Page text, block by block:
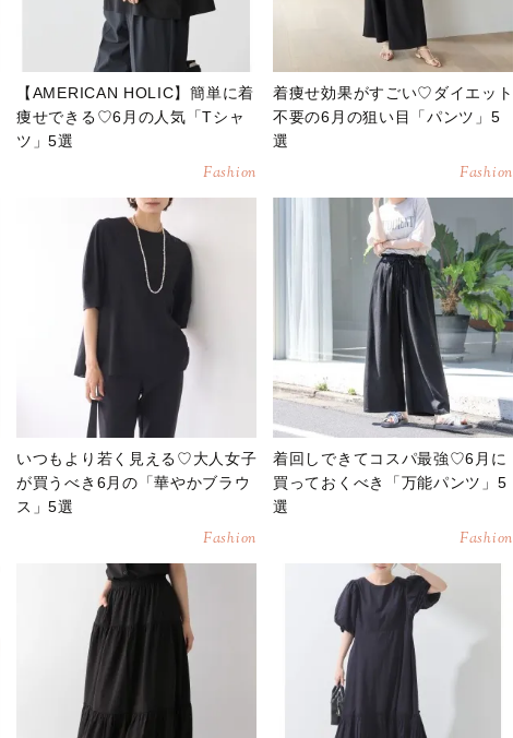
【AMERICAN HOLIC】簡単に着
痩せできる♡6月の人気「Tシャ
ツ」5選
Fashion
着痩せ効果がすごい♡ダイエット
不要の6月の狙い目「パンツ」5
選
Fashion
いつもより若く見える♡大人女子
が買うべき6月の「華やかブラウ
ス」5選
Fashion
着回しできてコスパ最強♡6月に
買っておくべき「万能パンツ」5
選
Fashion